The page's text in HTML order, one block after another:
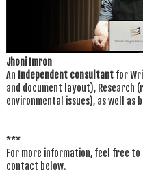
Jhoni Imron
An Independent consultantfor
and document layout), Research
environmental issues), as well as
***
For more information, feel free to
contact below.